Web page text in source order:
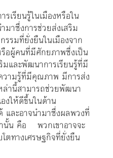
เรียนรู้ในเมืองหรือใน
าซึ่งการช่วยส่งเสริม
รมที่ยั่งยืนในเมืองจาก
อผู้คนที่มีศักยภาพซึ่งเป็น
มและพัฒนาการเรียนรู้ที่มี
ามรู้ที่มีคุณภาพ มีการส่ง
ล่านี้สามารถช่วยพัฒนา
งให้ดีขึ้นในด้าน
และอาจนำมาซึ่งผลพวงที่
นั้น คือ พวกเขาอาจจะ
ตทางเศรษฐกิจที่ยั่งยืน